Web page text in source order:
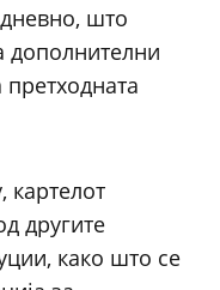
што
дополнителни
картелот
другите
како што се